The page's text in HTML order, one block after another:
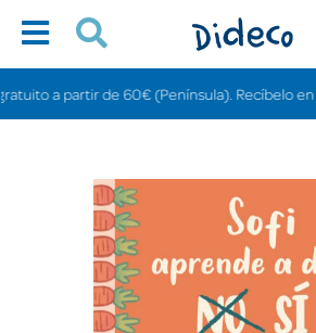
a partir de 60€ (Península). Recíbelo en